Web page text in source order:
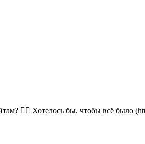
😵‍💫 Хотелось бы, чтобы всё было